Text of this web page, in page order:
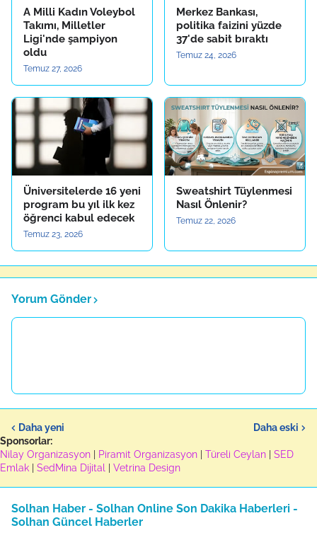
A Milli Kadın Voleybol
Takımı, Milletler
Ligi'nde şampiyon
oldu
Temuz 27, 2026
Merkez Bankası,
politika faizini yüzde
37'de sabit bıraktı
Temuz 24, 2026
Üniversitelerde 16 yeni
program bu yıl ilk kez
öğrenci kabul edecek
Temuz 23, 2026
Sweatshirt Tüylenmesi
Nasıl Önlenir?
Temuz 22, 2026
Yorum Gönder
Daha yeni
Daha eski
Sponsorlar:
Nilay Organizasyon
Piramit Organizasyon Türeli Ceylan
SED
Emlak
SedMina Dijital Vetrina Design
Solhan Haber - Solhan Online Son Dakika Haberleri -
Solhan Güncel Haberler